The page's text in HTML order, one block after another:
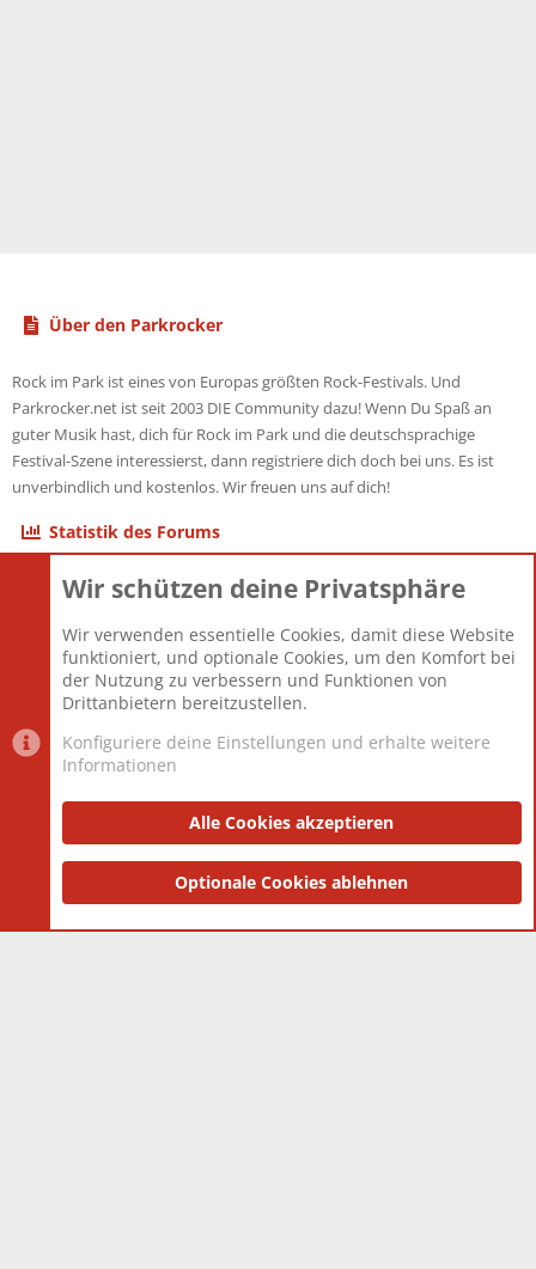
Über den Parkrocker
Rock im Park ist eines von Europas größten Rock-Festivals. Und
Parkrocker.net ist seit 2003 DIE Community dazu! Wenn Du Spaß an
guter Musik hast, dich für Rock im Park und die deutschsprachige
Festival-Szene interessierst, dann registriere dich doch bei uns. Es ist
unverbindlich und kostenlos. Wir freuen uns auf dich!
Statistik des Forums
Themen
Mitglieder
12.427
Neuestes Mitglied
Berlin
Datenschutzerklärung Impressum
Community platform by XenForo® © 2010-2025 XenForo Ltd.
and add-ons by ThemeHouse
Wir schützen deine Privatsphäre
Wir verwenden essentielle Cookies, damit diese Website
funktioniert, und optionale Cookies, um den Komfort bei
der Nutzung zu verbessern und Funktionen von
Drittanbietern bereitzustellen.
Konfiguriere deine Einstellungen und erhalte weitere
Informationen
Alle Cookies akzeptieren
Optionale Cookies ablehnen